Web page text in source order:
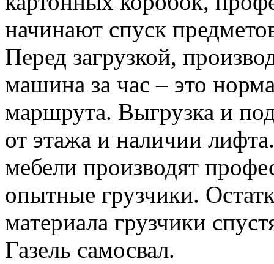
начинают спуск
Перед загрузкой,
машина за час – это
маршрута. Выгрузка и
от этажа и наличии
мебели производят
опытные грузчики.
материала грузчики
Газель самосвал.